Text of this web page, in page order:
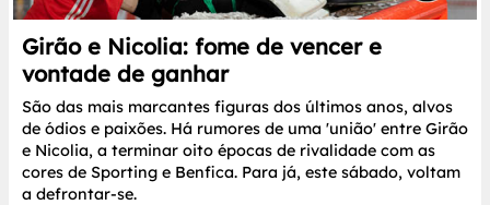
Girão e Nicolia: fome de vencer e
vontade de ganhar
São das mais marcantes figuras dos últimos anos, alvos
de ódios e paixões. Há rumores de uma 'união' entre Girão
e Nicolia, a terminar oito épocas de rivalidade com as
cores de Sporting e Benfica. Para já, este sábado, voltam
a defrontar-se.